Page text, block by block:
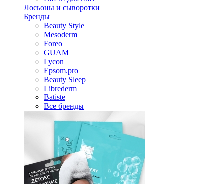
Лосьоны и сыворотки
Бренды
Beauty Style
Mesoderm
Foreo
GUAM
Lycon
Epsom.pro
Beauty Sleep
Librederm
Batiste
Все бренды